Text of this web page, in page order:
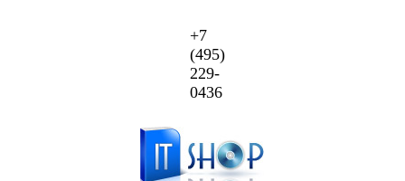
+7
(495)
229-
0436